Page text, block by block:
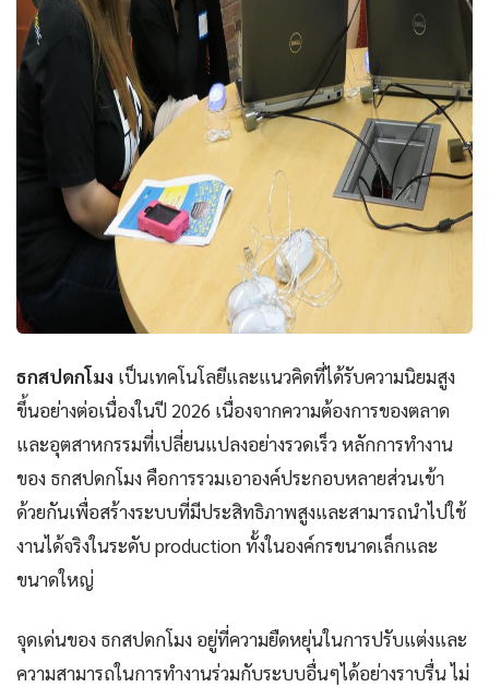
ธกสปดกโมง เป็นเทคโนโลยีและแนวคิดที่ได้รับความนิยมสูง
ขึ้นอย่างต่อเนื่องในปี 2026 เนื่องจากความต้องการของตลาด
และอุตสาหกรรมที่เปลี่ยนแปลงอย่างรวดเร็ว หลักการทำงาน
ของ ธกสปดกโมง คือการรวมเอาองค์ประกอบหลายส่วนเข้า
ด้วยกันเพื่อสร้างระบบที่มีประสิทธิภาพสูงและสามารถนำไปใช้
งานได้จริงในระดับ production ทั้งในองค์กรขนาดเล็กและ
ขนาดใหญ่
จุดเด่นของ ธกสปดกโมง อยู่ที่ความยืดหยุ่นในการปรับแต่งและ
ความสามารถในการทำงานร่วมกับระบบอื่นๆได้อย่างราบรื่น ไม่